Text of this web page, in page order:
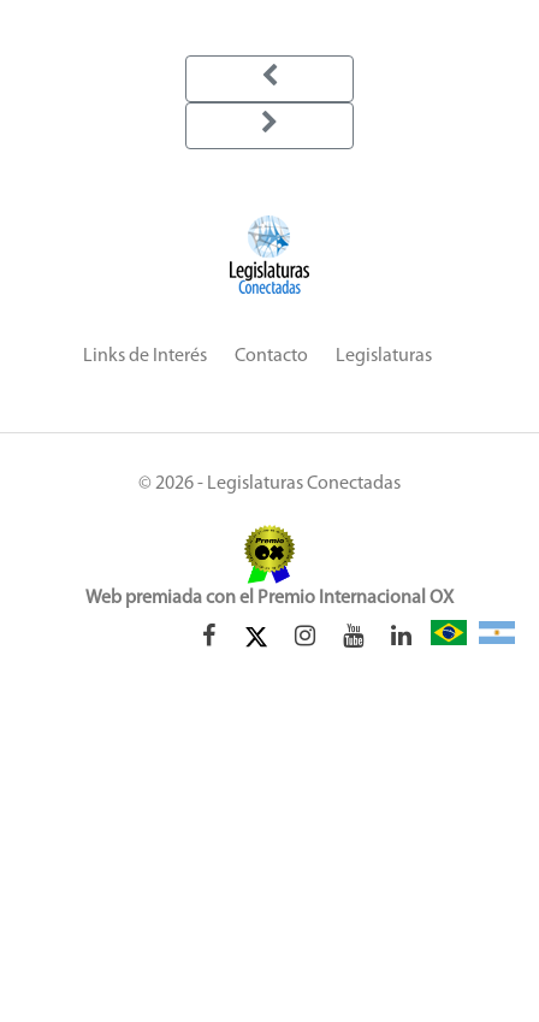
Links de Interés Contacto Legislaturas
© 2026 - Legislaturas Conectadas
Web premiada con el Premio Internacional OX